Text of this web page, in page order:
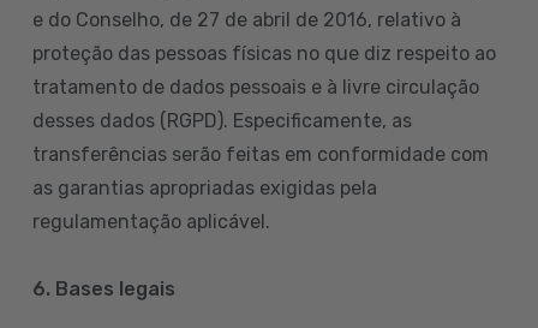
e do Conselho, de 27 de abril de 2016, relativo à
proteção das pessoas físicas no que diz respeito ao
tratamento de dados pessoais e à livre circulação
desses dados (RGPD). Especificamente, as
transferências serão feitas em conformidade com
as garantias apropriadas exigidas pela
regulamentação aplicável.
6. Bases legais